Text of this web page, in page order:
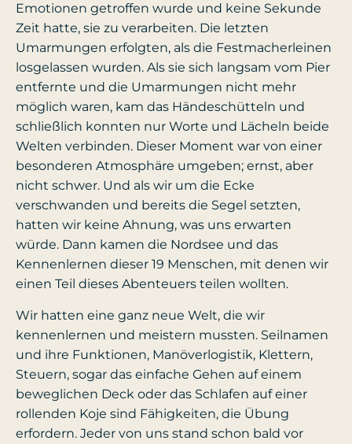
Emotionen getroffen wurde und keine Sekunde
Zeit hatte, sie zu verarbeiten. Die letzten
Umarmungen erfolgten, als die Festmacherleinen
losgelassen wurden. Als sie sich langsam vom Pier
entfernte und die Umarmungen nicht mehr
möglich waren, kam das Händeschütteln und
schließlich konnten nur Worte und Lächeln beide
Welten verbinden. Dieser Moment war von einer
besonderen Atmosphäre umgeben; ernst, aber
nicht schwer. Und als wir um die Ecke
verschwanden und bereits die Segel setzten,
hatten wir keine Ahnung, was uns erwarten
würde. Dann kamen die Nordsee und das
Kennenlernen dieser 19 Menschen, mit denen wir
einen Teil dieses Abenteuers teilen wollten.
Wir hatten eine ganz neue Welt, die wir
kennenlernen und meistern mussten. Seilnamen
und ihre Funktionen, Manöverlogistik, Klettern,
Steuern, sogar das einfache Gehen auf einem
beweglichen Deck oder das Schlafen auf einer
rollenden Koje sind Fähigkeiten, die Übung
erfordern. Jeder von uns stand schon bald vor